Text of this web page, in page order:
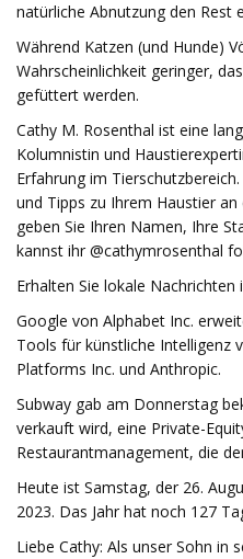
natürliche Abnutzung den Rest
Während Katzen (und Hunde)
Wahrscheinlichkeit geringer,
gefüttert werden.
Cathy M. Rosenthal ist eine
Kolumnistin und
Erfahrung im
und Tipps zu Ihrem Haustier an
geben Sie Ihren Namen, Ihre
kannst ihr @cathymrosenthal
Erhalten Sie lokale Nachrichten
Google von Alphabet Inc.
Tools für künstliche Intelligenz
Platforms Inc. und Anthropic.
Subway gab am Donnerstag
verkauft wird, eine Private-
Restaurantmanagement, die
Heute ist Samstag, der 26.
2023. Das Jahr hat noch 127
Liebe Cathy: Als unser Sohn in